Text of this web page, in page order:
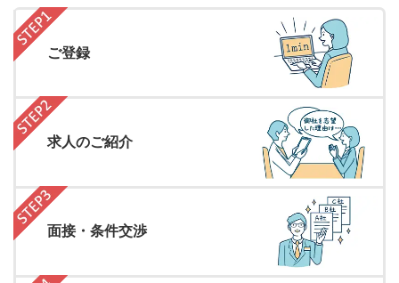
ご登録
求人のご紹介
面接・条件交渉